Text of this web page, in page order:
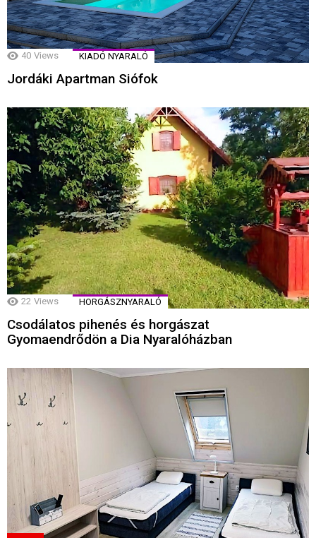
40 Views KIADÓ NYARALÓ
Jordáki Apartman Siófok
22 Views HORGÁSZNYARALÓ
Csodálatos pihenés és horgászat
Gyomaendrődön a Dia Nyaralóházban